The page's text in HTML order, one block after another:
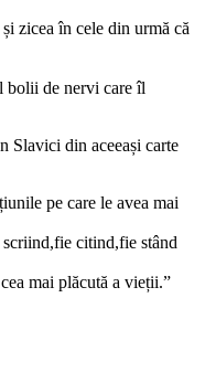
zicea în cele din urmă că
bolii de nervi care îl
Slavici din aceeași carte
pe care le avea mai
citind,fie stând
mai plăcută a vieții.”